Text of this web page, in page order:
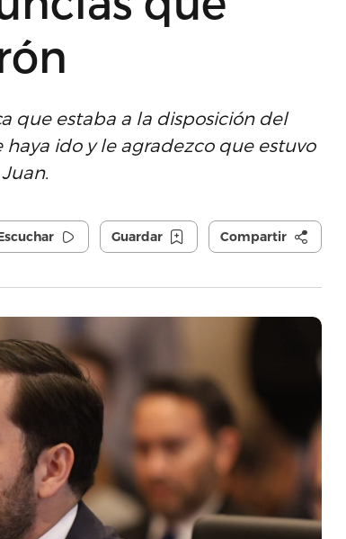
que estaba a la disposición del
ido y le agradezco que estuvo
Guardar Compartir